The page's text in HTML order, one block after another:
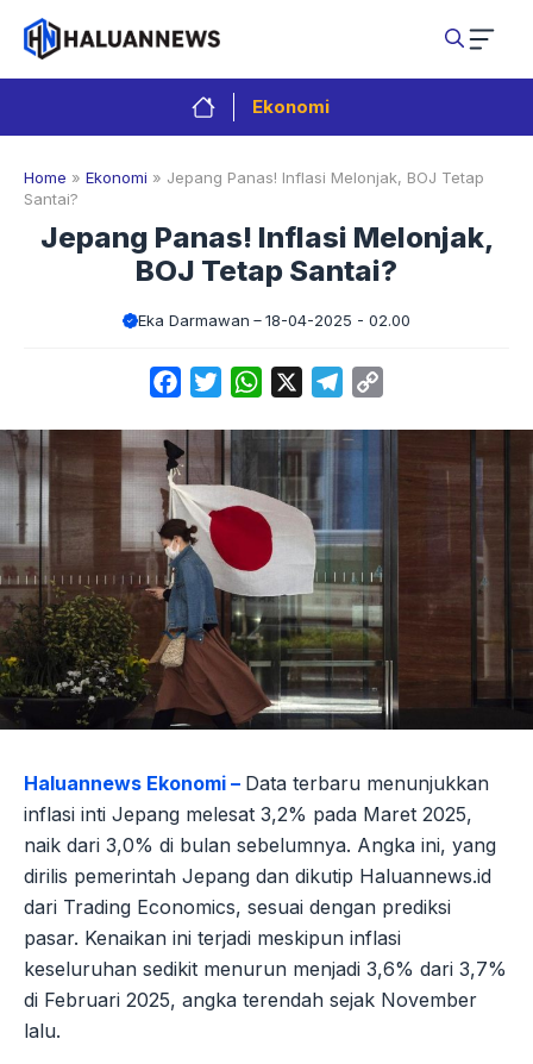
Langsung
isi
Ekonomi
Home » Ekonomi » Jepang Panas! Inflasi Melonjak, BOJ Tetap
Santai?
Jepang Panas! Inflasi Melonjak,
BOJ Tetap Santai?
Eka Darmawan 18-04-2025 - 02.00
FacebookTwitterWhatsApp Telegram
Haluannews Ekonomi – Data terbaru menunjukkan
inflasi inti Jepang melesat 3,2% pada Maret 2025,
naik dari 3,0% di bulan sebelumnya. Angka ini, yang
dirilis pemerintah Jepang dan dikutip Haluannews.id
dari Trading Economics, sesuai dengan prediksi
pasar. Kenaikan ini terjadi meskipun inflasi
keseluruhan sedikit menurun menjadi 3,6% dari 3,7%
di Februari 2025, angka terendah sejak November
lalu.